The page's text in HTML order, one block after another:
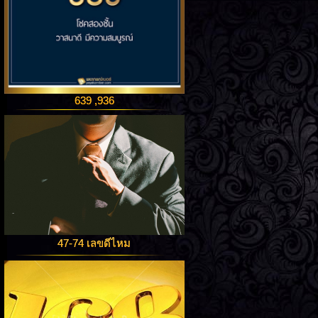
639 ,936
47-74 เลขดีไหม